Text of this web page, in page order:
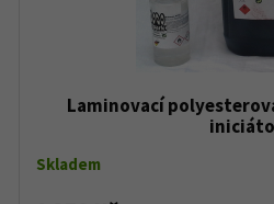
Laminovací
Skladem